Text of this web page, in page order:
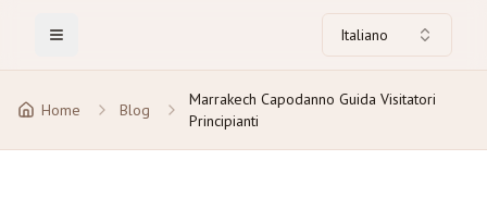
Toggle Menu Italiano
Home Blog
Marrakech Capodanno Guida Visitatori
Principianti